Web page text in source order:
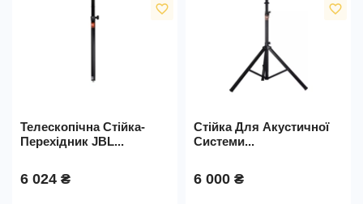
favorite_border
Телескопічна Стійка-
Перехідник JBL...
6 024 ₴
favorite_border
Стійка Для Акустичної
Системи...
6 000 ₴